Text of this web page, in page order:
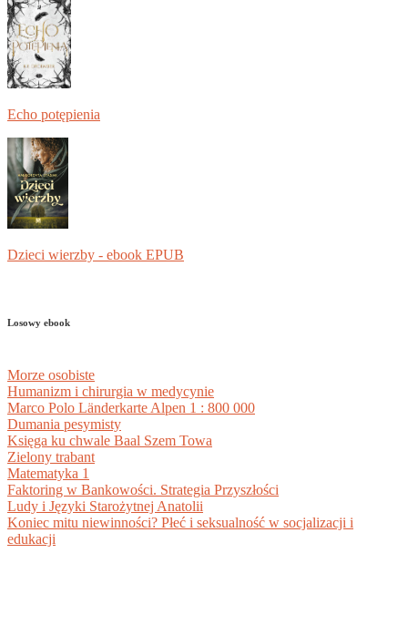
Echo potępienia
Dzieci wierzby - ebook EPUB
Losowy ebook
Morze osobiste
Humanizm i chirurgia w medycynie
Marco Polo Länderkarte Alpen 1 : 800 000
Dumania pesymisty
Księga ku chwale Baal Szem Towa
Zielony trabant
Matematyka 1
Faktoring w Bankowości. Strategia Przyszłości
Ludy i Języki Starożytnej Anatolii
Koniec mitu niewinności? Płeć i seksualność w socjalizacji i
edukacji